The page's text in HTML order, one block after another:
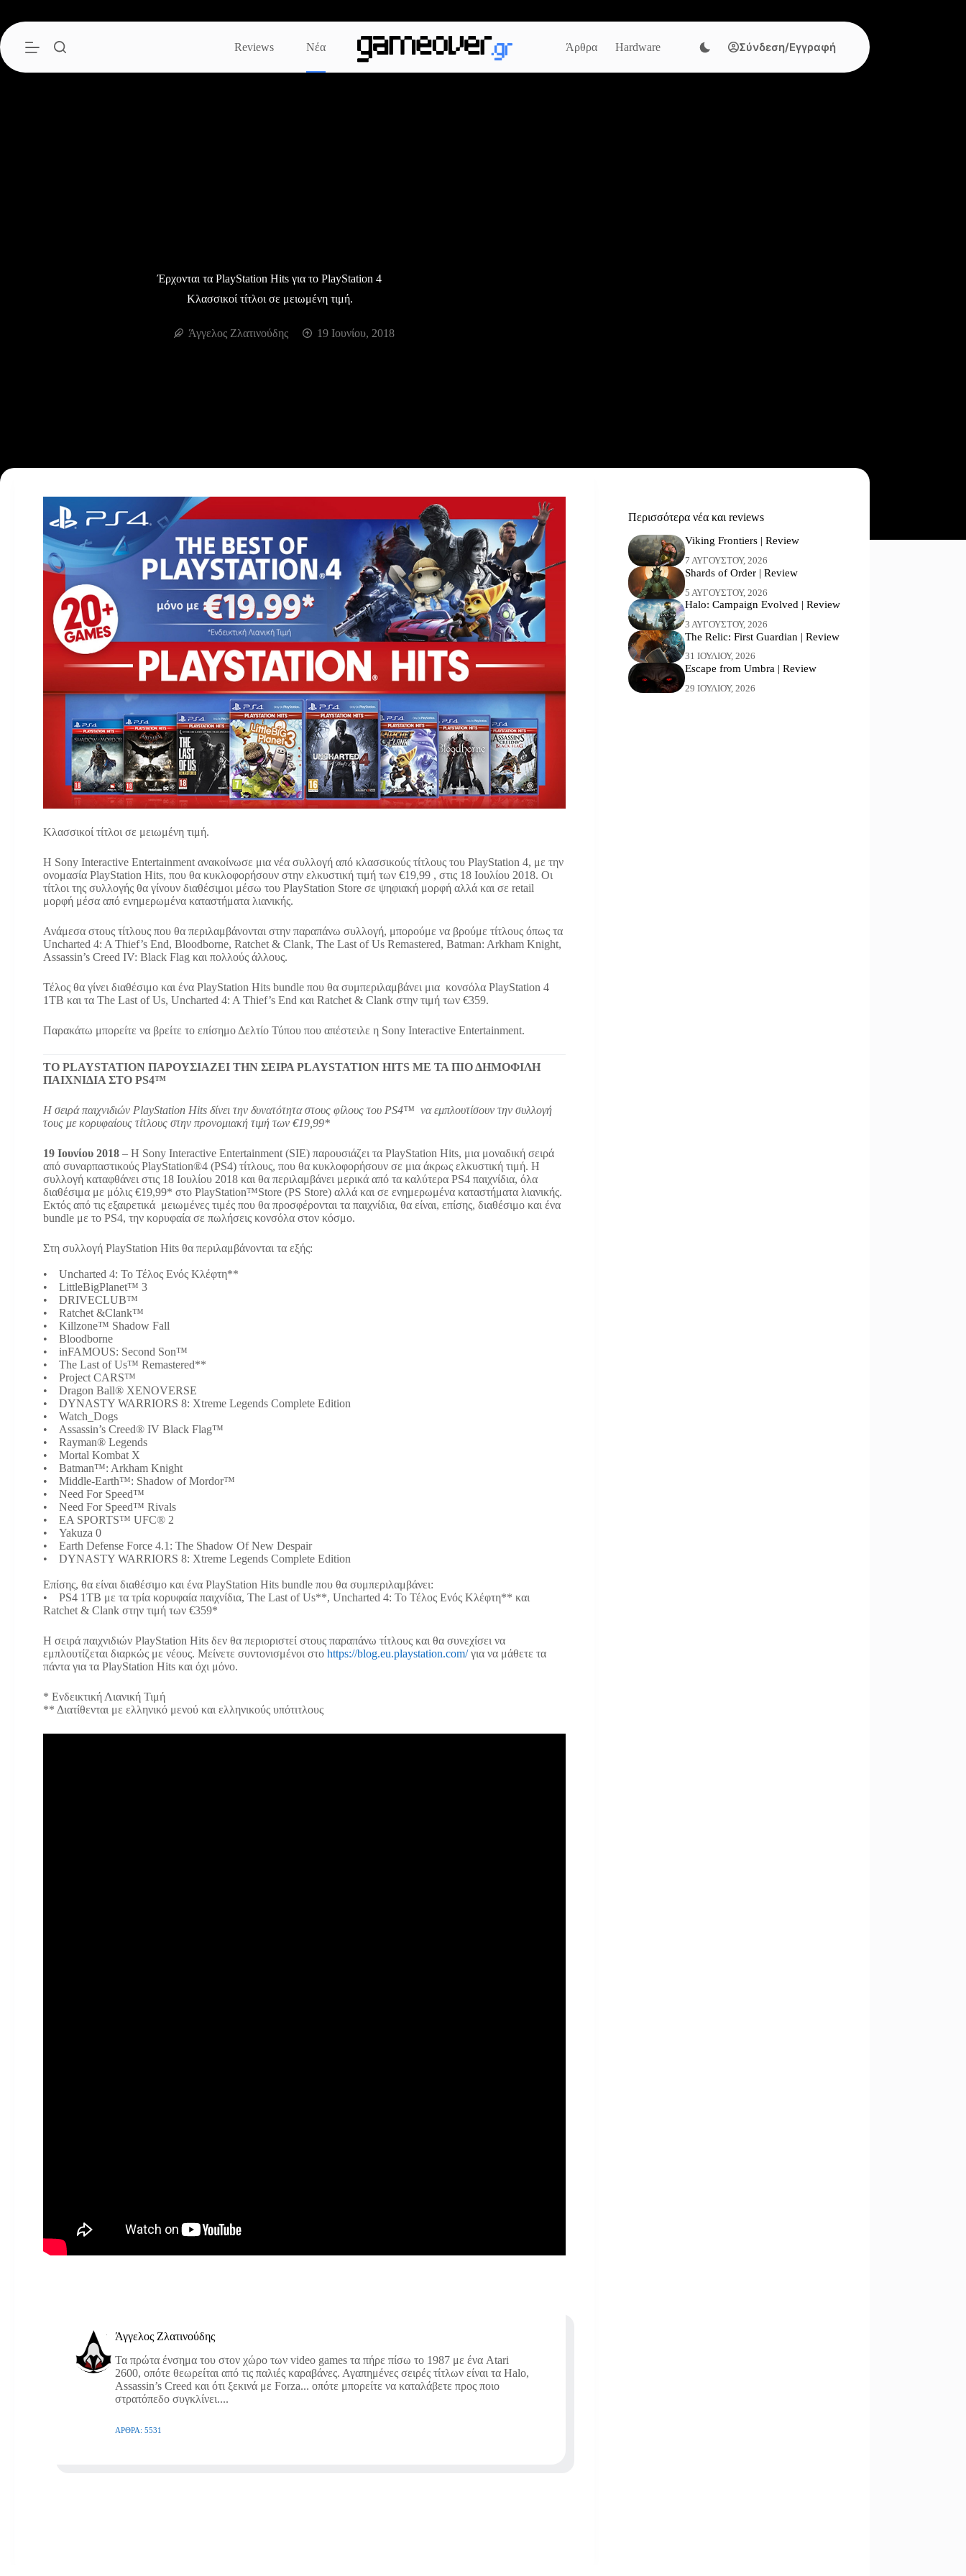
περιεχόμενο
Reviews
Νέα Άρθρα Hardware Σύνδεση/Εγγραφή
Έρχονται τα PlayStation Hits για το PlayStation 4
Κλασσικοί τίτλοι σε μειωμένη τιμή.
Άγγελος Ζλατινούδης 19 Ιουνίου, 2018
Κλασσικοί τίτλοι σε μειωμένη τιμή.
Η Sony Interactive Entertainment ανακοίνωσε μια νέα συλλογή από κλασσικούς τίτλους του PlayStation 4, με την
ονομασία PlayStation Hits, που θα κυκλοφορήσουν στην ελκυστική τιμή των €19,99 , στις 18 Ιουλίου 2018. Οι
τίτλοι της συλλογής θα γίνουν διαθέσιμοι μέσω του PlayStation Store σε ψηφιακή μορφή αλλά και σε retail
μορφή μέσα από ενημερωμένα καταστήματα λιανικής.
Ανάμεσα στους τίτλους που θα περιλαμβάνονται στην παραπάνω συλλογή, μπορούμε να βρούμε τίτλους όπως τα
Uncharted 4: A Thief’s End, Bloodborne, Ratchet & Clank, The Last of Us Remastered, Batman: Arkham Knight,
Assassin’s Creed IV: Black Flag και πολλούς άλλους.
Τέλος θα γίνει διαθέσιμο και ένα PlayStation Hits bundle που θα συμπεριλαμβάνει μια κονσόλα PlayStation 4
1TB και τα The Last of Us, Uncharted 4: A Thief’s End και Ratchet & Clank στην τιμή των €359.
Παρακάτω μπορείτε να βρείτε το επίσημο Δελτίο Τύπου που απέστειλε η Sony Interactive Entertainment.
TO PLAYSTATION ΠΑΡΟΥΣΙΑΖΕΙ ΤΗΝ ΣΕΙΡΑ PLAYSTATION HITS ME ΤΑ ΠΙΟ ΔΗΜΟΦΙΛΗ
ΠΑΙΧΝΙΔΙΑ ΣΤΟ PS4™
Η σειρά παιχνιδιών PlayStation Hits δίνει την δυνατότητα στους φίλους του PS4™ να εμπλουτίσουν την συλλογή
τους με κορυφαίους τίτλους στην προνομιακή τιμή των €19,99*
19 Ιουνίου 2018 – Η Sony Interactive Entertainment (SIE) παρουσιάζει τα PlayStation Hits, μια μοναδική σειρά
από συναρπαστικούς PlayStation®4 (PS4) τίτλους, που θα κυκλοφορήσουν σε μια άκρως ελκυστική τιμή. Η
συλλογή καταφθάνει στις 18 Ιουλίου 2018 και θα περιλαμβάνει μερικά από τα καλύτερα PS4 παιχνίδια, όλα
διαθέσιμα με μόλις €19,99* στο PlayStation™Store (PS Store) αλλά και σε ενημερωμένα καταστήματα λιανικής.
Εκτός από τις εξαιρετικά μειωμένες τιμές που θα προσφέρονται τα παιχνίδια, θα είναι, επίσης, διαθέσιμο και ένα
bundle με το PS4, την κορυφαία σε πωλήσεις κονσόλα στον κόσμο.
Στη συλλογή PlayStation Hits θα περιλαμβάνονται τα εξής:
• Uncharted 4: Το Τέλος Ενός Κλέφτη**
• LittleBigPlanet™ 3
• DRIVECLUB™
• Ratchet &Clank™
• Killzone™ Shadow Fall
• Bloodborne
• inFAMOUS: Second Son™
• The Last of Us™ Remastered**
• Project CARS™
• Dragon Ball® XENOVERSE
• DYNASTY WARRIORS 8: Xtreme Legends Complete Edition
• Watch_Dogs
• Assassin’s Creed® IV Black Flag™
• Rayman® Legends
• Mortal Kombat X
• Batman™: Arkham Knight
• Middle-Earth™: Shadow of Mordor™
• Need For Speed™
• Need For Speed™ Rivals
• EA SPORTS™ UFC® 2
• Yakuza 0
• Earth Defense Force 4.1: The Shadow Of New Despair
• DYNASTY WARRIORS 8: Xtreme Legends Complete Edition
Επίσης, θα είναι διαθέσιμο και ένα PlayStation Hits bundle που θα συμπεριλαμβάνει:
• PS4 1TB με τα τρία κορυφαία παιχνίδια, The Last of Us**, Uncharted 4: Το Τέλος Ενός Κλέφτη** και
Ratchet & Clank στην τιμή των €359*
Η σειρά παιχνιδιών PlayStation Hits δεν θα περιοριστεί στους παραπάνω τίτλους και θα συνεχίσει να
εμπλουτίζεται διαρκώς με νέους. Μείνετε συντονισμένοι στο https://blog.eu.playstation.com/για να μάθετε τα
πάντα για τα PlayStation Hits και όχι μόνο.
* Ενδεικτική Λιανική Τιμή
** Διατίθενται με ελληνικό μενού και ελληνικούς υπότιτλους
Άγγελος Ζλατινούδης
Τα πρώτα ένσημα του στον χώρο των video games τα πήρε πίσω το 1987 με ένα Atari
2600, οπότε θεωρείται από τις παλιές καραβάνες. Αγαπημένες σειρές τίτλων είναι τα Halo,
Assassin’s Creed και ότι ξεκινά με Forza... οπότε μπορείτε να καταλάβετε προς ποιο
στρατόπεδο συγκλίνει....
ΆΡΘΡΑ: 5531
Περισσότερα νέα και reviews
Viking Frontiers | Review
7 ΑΥΓΟΎΣΤΟΥ, 2026
Shards of Order | Review
5 ΑΥΓΟΎΣΤΟΥ, 2026
Halo: Campaign Evolved | Review
3 ΑΥΓΟΎΣΤΟΥ, 2026
The Relic: First Guardian | Review
31 ΙΟΥΛΊΟΥ, 2026
Escape from Umbra | Review
29 ΙΟΥΛΊΟΥ, 2026